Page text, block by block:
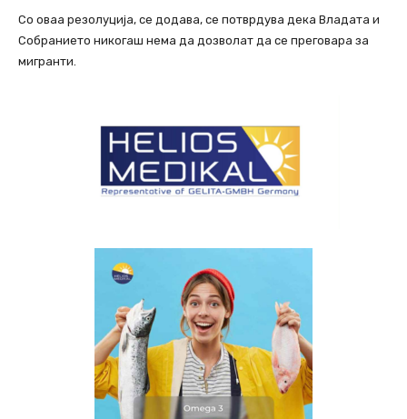
Со оваа резолуција, се додава, се потврдува дека Владата и
Собранието никогаш нема да дозволат да се преговара за
мигранти.